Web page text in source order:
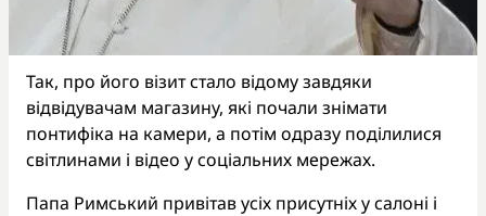
Так, про його візит стало відому завдяки
відвідувачам магазину, які почали знімати
понтифіка на камери, а потім одразу поділилися
світлинами і відео у соціальних мережах.
Папа Римський привітав усіх присутніх у салоні і